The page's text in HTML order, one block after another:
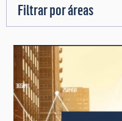
Filtrar por áreas